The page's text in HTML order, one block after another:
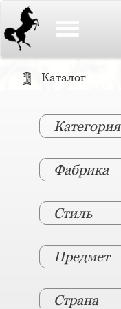
Каталог
Категория
Фабрика
Стиль
Предмет
Страна